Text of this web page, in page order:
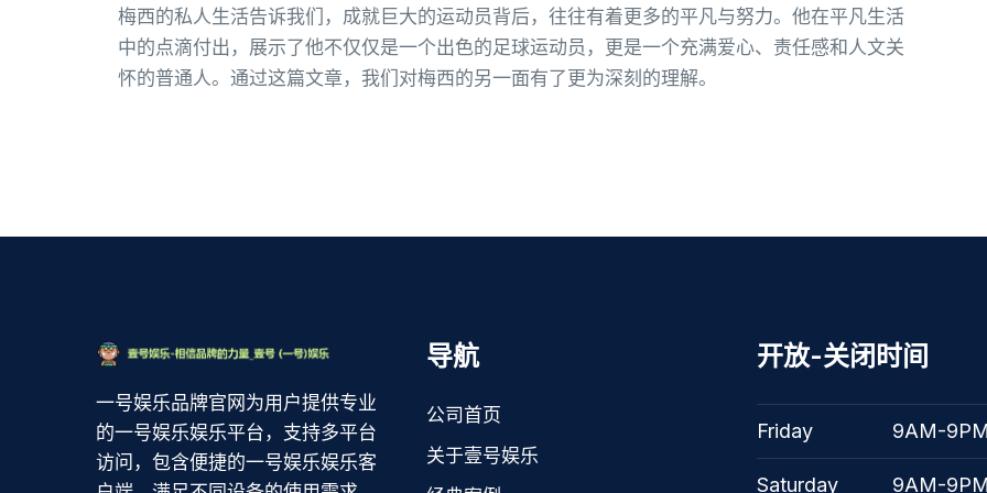
梅西的私人生活告诉我们，成就巨大的运动员背后，往往有着更多的平凡与努力。他在平凡生活
中的点滴付出，展示了他不仅仅是一个出色的足球运动员，更是一个充满爱心、责任感和人文关
怀的普通人。通过这篇文章，我们对梅西的另一面有了更为深刻的理解。
一号娱乐品牌官网为用户提供专业
的一号娱乐娱乐平台，支持多平台
访问，包含便捷的一号娱乐娱乐客
导航
公司首页
关于壹号娱乐
开放-关闭时间
Friday 9AM-
Saturday 9AM-